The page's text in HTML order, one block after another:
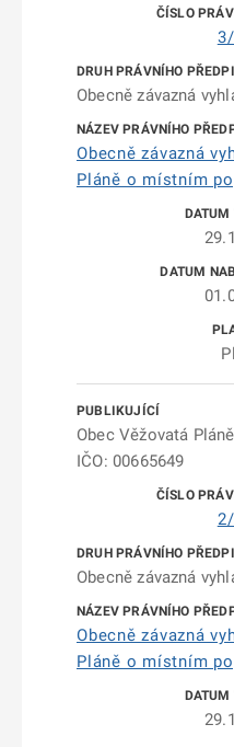
Obecně závazná
Obecně závazná
Pláně o místním
Obec Věžovatá Pláně
IČO: 00665649
Obecně závazná
Obecně závazná
Pláně o místním